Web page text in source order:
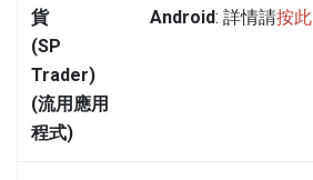
貨
(SP
Trader)
(流用應用
程式)
Android: 詳情請按此